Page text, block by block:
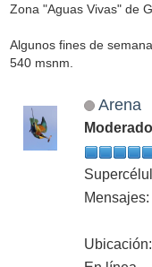
Zona "Aguas Vivas" de
Algunos fines de
540 msnm.
Arena